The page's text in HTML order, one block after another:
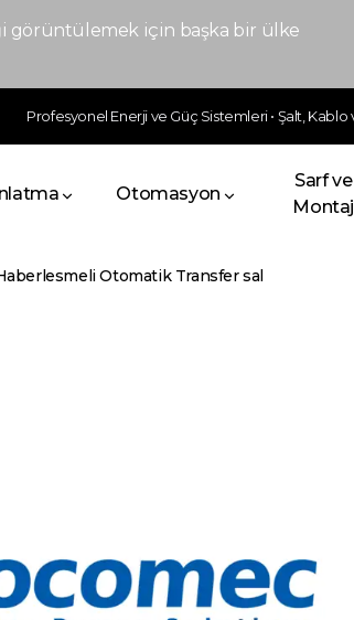
görüntülemek için başka bir ülke
Profesyonel Enerji ve Güç Sistemleri • Şalt, Kablo
Otomasyon
Sarf ve
Montaj
Otomatik Transfer sal